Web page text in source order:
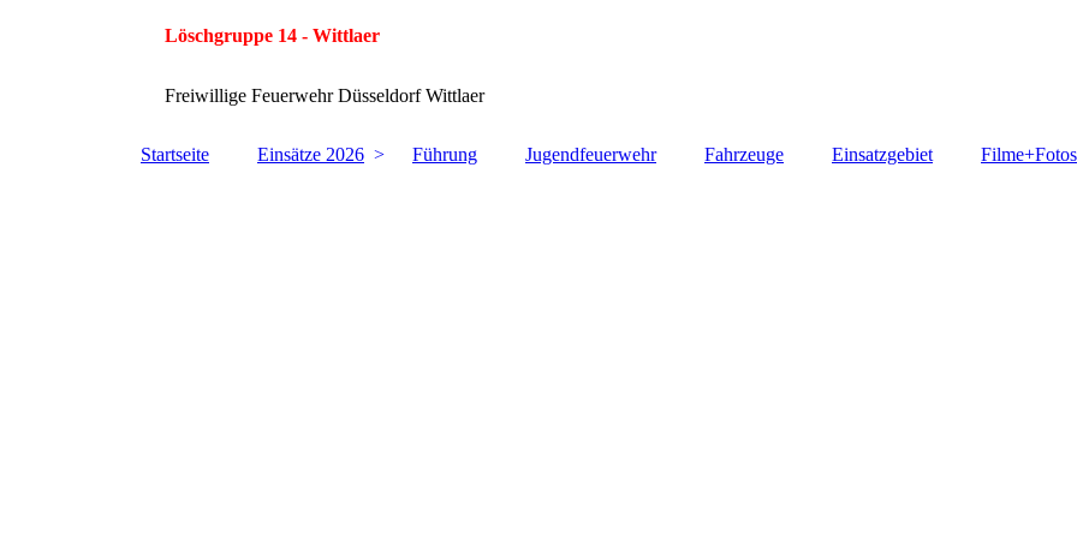
Löschgruppe 14 - Wittlaer
Freiwillige Feuerwehr Düsseldorf Wittlaer
Startseite Einsätze 2026 Führung Jugendfeuerwehr Fahrzeuge Einsatzgebiet Filme+Fotos